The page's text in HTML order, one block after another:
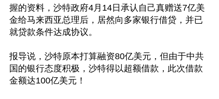
握的资料，沙特政府4月14日承认自己真赠送7亿美
金给马来西亚总理后，居然向多家银行借贷，并已
就贷款条件达成协议。
报导说，沙特原本打算融资80亿美元，但由于中共
国的银行态度积极，沙特得以超额借款，此次借款
金额达100亿美元！